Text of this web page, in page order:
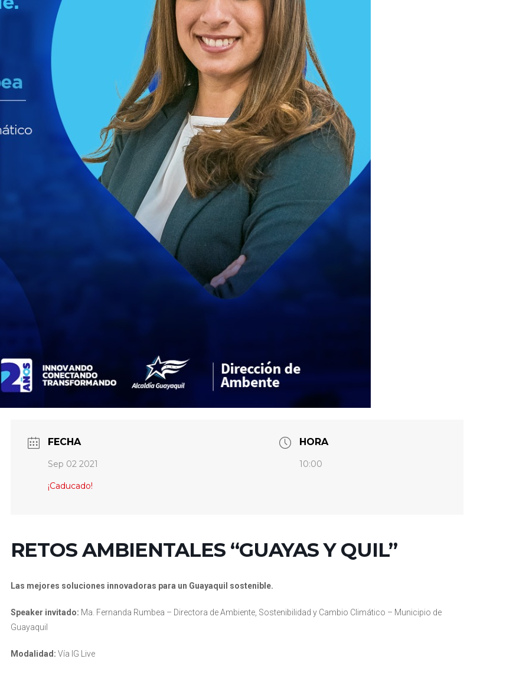
FECHA
Sep 02 2021
¡Caducado!
HORA
10:00
RETOS AMBIENTALES “GUAYAS Y QUIL”
Las mejores soluciones innovadoras para un Guayaquil sostenible.
Speaker invitado: Ma. Fernanda Rumbea – Directora de Ambiente, Sostenibilidad y Cambio Climático – Municipio de
Guayaquil
Modalidad: Vía IG Live